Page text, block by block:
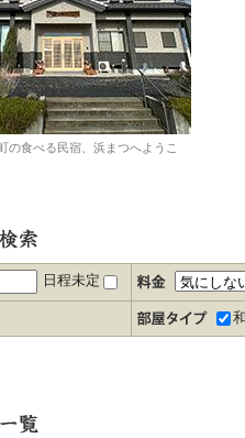
食べる民宿、浜まつへようこ
日程未定